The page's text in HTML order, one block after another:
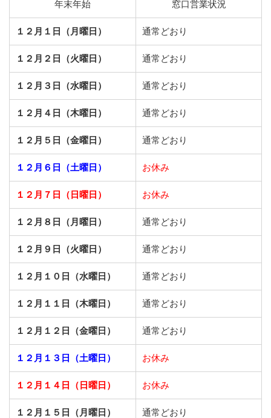
年末年始 窓口営業状況
１２月１日（月曜日） 通常どおり
１２月２日（火曜日） 通常どおり
１２月３日（水曜日） 通常どおり
１２月４日（木曜日） 通常どおり
１２月５日（金曜日） 通常どおり
１２月６日（土曜日） お休み
１２月７日（日曜日） お休み
１２月８日（月曜日） 通常どおり
１２月９日（火曜日） 通常どおり
１２月１０日（水曜日） 通常どおり
１２月１１日（木曜日） 通常どおり
１２月１２日（金曜日） 通常どおり
１２月１３日（土曜日） お休み
１２月１４日（日曜日） お休み
１２月１５日（月曜日） 通常どおり